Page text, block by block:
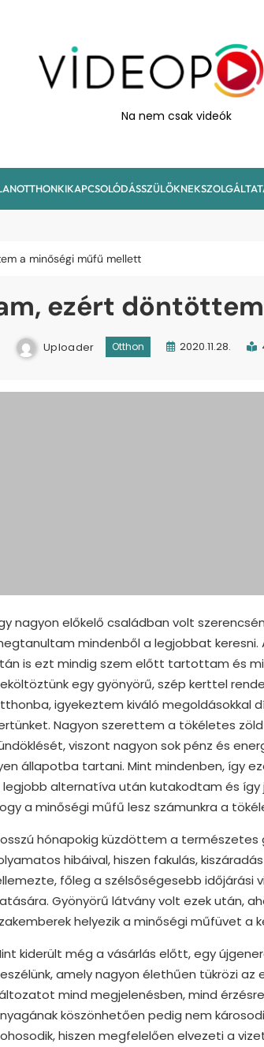
VideoPost
Na nem csak videók
OTTHONKIKAPCSOLÓDÁSSZÜLŐKNEK
a minőségi műfű mellett
ezért
Uploader Otthon 2020.11.28.
nagyon előkelő családban volt
mindenből a legjobbat keresni.
is ezt mindig szem előtt tartottam és
egy gyönyörű, szép kerttel
igyekeztem kiváló megoldásokkal
Nagyon szerettem a tökéletes
viszont nagyon sok pénz és
állapotba tartani. Mint mindenben, így
legjobb alternatíva után kutakodtam és
a minőségi műfű lesz számunkra a
hónapokig küzdöttem a természetes
hibáival, hiszen fakulás,
főleg a szélsőségesebb időjárási
Gyönyörű látvány volt ezek után,
helyezik a minőségi műfüvet a
kiderült még a vásárlás előtt, egy
amely nagyon élethűen tükrözi az
mind megjelenésben, mind
köszönhetően pedig nem
hiszen megfelelően elvezeti a